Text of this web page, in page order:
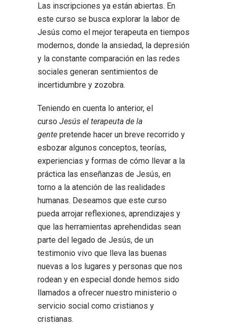
Las inscripciones ya están abiertas. En
este curso se busca explorar la labor de
Jesús como el mejor terapeuta en tiempos
modernos, donde la ansiedad, la depresión
y la constante comparación en las redes
sociales generan sentimientos de
incertidumbre y zozobra.
Teniendo en cuenta lo anterior, el
curso Jesús el terapeuta de la
gente pretende hacer un breve recorrido y
esbozar algunos conceptos, teorías,
experiencias y formas de cómo llevar a la
práctica las enseñanzas de Jesús, en
torno a la atención de las realidades
humanas. Deseamos que este curso
pueda arrojar reflexiones, aprendizajes y
que las herramientas aprehendidas sean
parte del legado de Jesús, de un
testimonio vivo que lleva las buenas
nuevas a los lugares y personas que nos
rodean y en especial donde hemos sido
llamados a ofrecer nuestro ministerio o
servicio social como cristianos y
cristianas.